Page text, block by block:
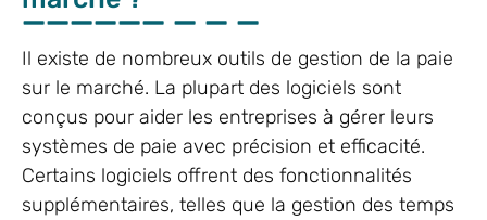
Il existe de nombreux outils de gestion de la paie
sur le marché. La plupart des logiciels sont
conçus pour aider les entreprises à gérer leurs
systèmes de paie avec précision et efficacité.
Certains logiciels offrent des fonctionnalités
supplémentaires, telles que la gestion des temps